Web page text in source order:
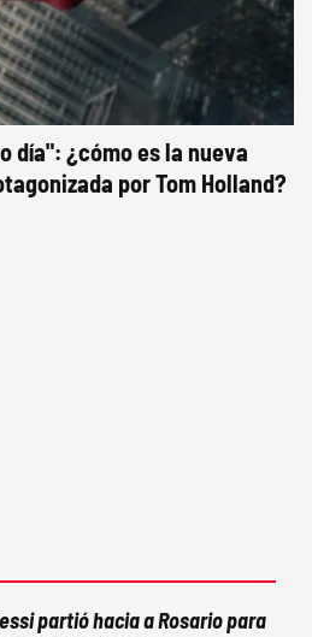
día": ¿cómo es la nueva
por Tom Holland?
partió hacia a Rosario para